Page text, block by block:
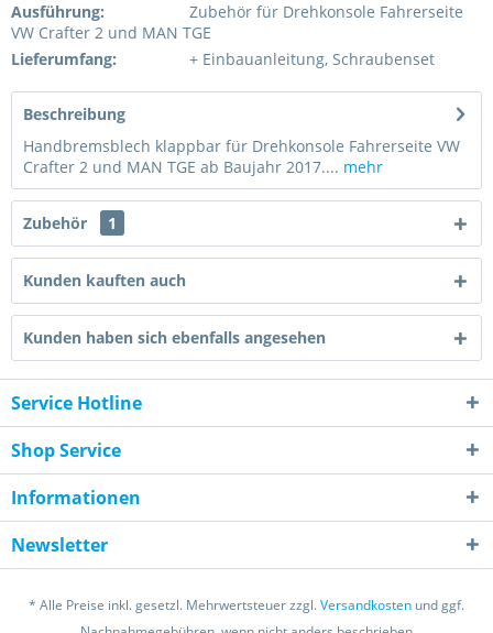
Ausführung:
Zubehör für Drehkonsole Fahrerseite
VW Crafter 2 und MAN TGE
Lieferumfang:
+ Einbauanleitung, Schraubenset
Beschreibung
Handbremsblech klappbar für Drehkonsole Fahrerseite VW
Crafter 2 und MAN TGE ab Baujahr 2017.... mehr
Zubehör 1
Kunden kauften auch
Kunden haben sich ebenfalls angesehen
Service Hotline
Shop Service
Informationen
Newsletter
* Alle Preise inkl. gesetzl. Mehrwertsteuer zzgl.Versandkosten und ggf.